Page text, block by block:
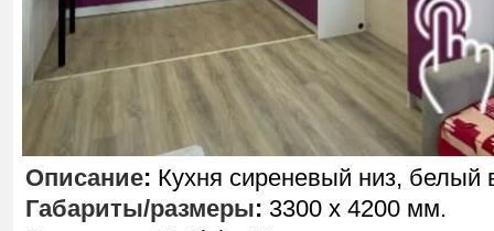
Описание: Кухня сиреневый низ, белый
Габариты/размеры: 3300 х 4200 мм.